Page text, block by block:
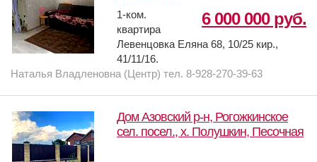
6 000 000 руб.
1-ком.
квартира
Левенцовка Еляна 68, 10/25 кир.,
41/11/16.
Наталья Владленовна (Центр) тел. 8-928-270-39-63
Дом Азовский р-н, Рогожкинское
сел. посел., х. Полушкин, Песочная